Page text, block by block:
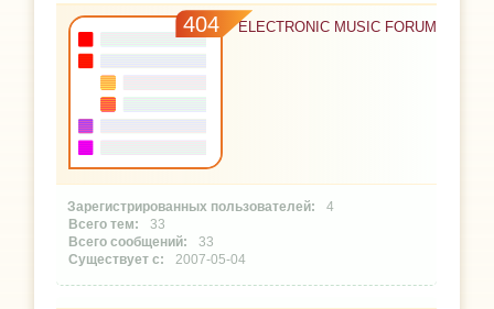
404 ELECTRONIC MUSIC FORUM
4
33
33
2007-05-04